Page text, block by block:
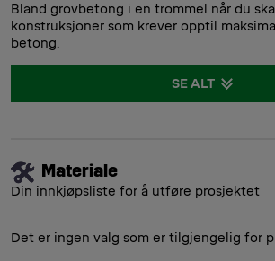
Bland grovbetong i en trommel når du
konstruksjoner som krever opptil
betong.
SE ALT
Materiale
Din innkjøpsliste for å utføre prosjektet
Det er ingen valg som er tilgjengelig for